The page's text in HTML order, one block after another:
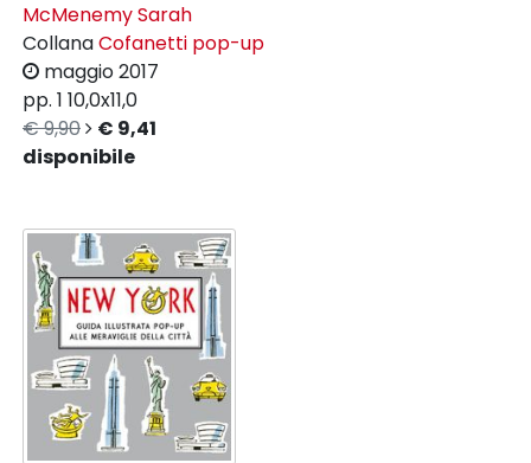
McMenemy Sarah
CollanaCofanetti pop-up
maggio 2017
pp. 1 10,0x11,0
€ 9,90
€ 9,41
disponibile